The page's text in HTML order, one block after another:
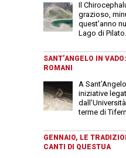
Il
grazioso,
quest'anno
Lago di
SANT’ANGELO IN
ROMANI
A
iniziative
terme di
GENNAIO, LE
CANTI DI QUESTUA